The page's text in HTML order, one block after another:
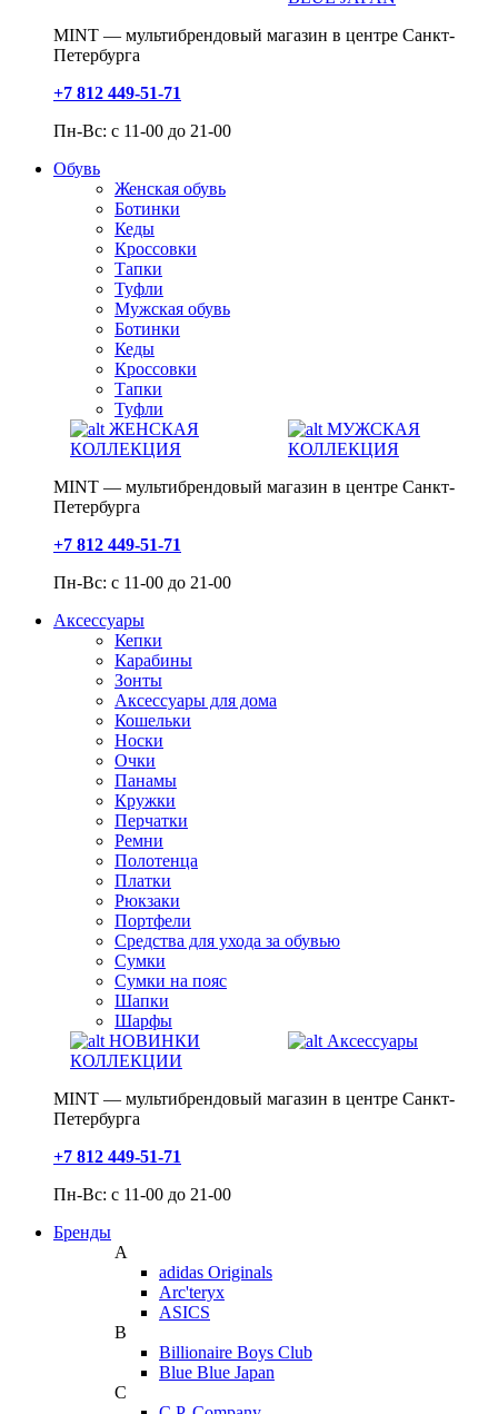
MINT — мультибрендовый магазин в центре Санкт-
Петербурга
+7 812 449-51-71
Пн-Вс: с 11-00 до 21-00
Обувь
Женская обувь
Ботинки
Кеды
Кроссовки
Тапки
Туфли
Мужская обувь
Ботинки
Кеды
Кроссовки
Тапки
Туфли
ЖЕНСКАЯ
КОЛЛЕКЦИЯ
МУЖСКАЯ
КОЛЛЕКЦИЯ
MINT — мультибрендовый магазин в центре Санкт-
Петербурга
+7 812 449-51-71
Пн-Вс: с 11-00 до 21-00
Аксессуары
Кепки
Карабины
Зонты
Аксессуары для дома
Кошельки
Носки
Очки
Панамы
Кружки
Перчатки
Ремни
Полотенца
Платки
Рюкзаки
Портфели
Средства для ухода за обувью
Сумки
Сумки на пояс
Шапки
Шарфы
НОВИНКИ
КОЛЛЕКЦИИ
Аксессуары
MINT — мультибрендовый магазин в центре Санкт-
Петербурга
+7 812 449-51-71
Пн-Вс: с 11-00 до 21-00
Бренды
A
adidas Originals
Arc'teryx
ASICS
B
Billionaire Boys Club
Blue Blue Japan
C